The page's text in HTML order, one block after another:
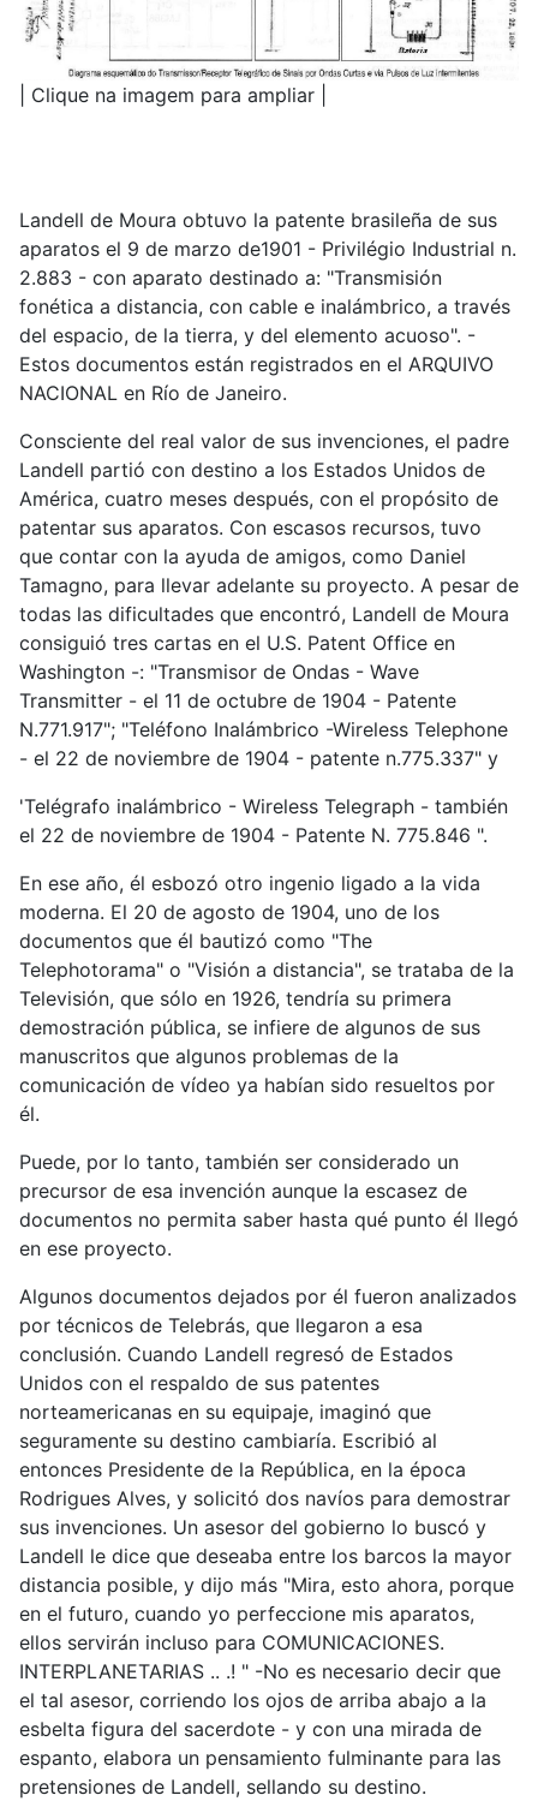
| Clique na imagem para ampliar |
Landell de Moura obtuvo la patente brasileña de sus
aparatos el 9 de marzo de1901 - Privilégio Industrial n.
2.883 - con aparato destinado a: "Transmisión
fonética a distancia, con cable e inalámbrico, a través
del espacio, de la tierra, y del elemento acuoso". -
Estos documentos están registrados en el ARQUIVO
NACIONAL en Río de Janeiro.
Consciente del real valor de sus invenciones, el padre
Landell partió con destino a los Estados Unidos de
América, cuatro meses después, con el propósito de
patentar sus aparatos. Con escasos recursos, tuvo
que contar con la ayuda de amigos, como Daniel
Tamagno, para llevar adelante su proyecto. A pesar de
todas las dificultades que encontró, Landell de Moura
consiguió tres cartas en el U.S. Patent Office en
Washington -: "Transmisor de Ondas - Wave
Transmitter - el 11 de octubre de 1904 - Patente
N.771.917"; "Teléfono Inalámbrico -Wireless Telephone
- el 22 de noviembre de 1904 - patente n.775.337" y
'Telégrafo inalámbrico - Wireless Telegraph - también
el 22 de noviembre de 1904 - Patente N. 775.846 ".
En ese año, él esbozó otro ingenio ligado a la vida
moderna. El 20 de agosto de 1904, uno de los
documentos que él bautizó como "The
Telephotorama" o "Visión a distancia", se trataba de la
Televisión, que sólo en 1926, tendría su primera
demostración pública, se infiere de algunos de sus
manuscritos que algunos problemas de la
comunicación de vídeo ya habían sido resueltos por
él.
Puede, por lo tanto, también ser considerado un
precursor de esa invención aunque la escasez de
documentos no permita saber hasta qué punto él llegó
en ese proyecto.
Algunos documentos dejados por él fueron analizados
por técnicos de Telebrás, que llegaron a esa
conclusión. Cuando Landell regresó de Estados
Unidos con el respaldo de sus patentes
norteamericanas en su equipaje, imaginó que
seguramente su destino cambiaría. Escribió al
entonces Presidente de la República, en la época
Rodrigues Alves, y solicitó dos navíos para demostrar
sus invenciones. Un asesor del gobierno lo buscó y
Landell le dice que deseaba entre los barcos la mayor
distancia posible, y dijo más "Mira, esto ahora, porque
en el futuro, cuando yo perfeccione mis aparatos,
ellos servirán incluso para COMUNICACIONES.
INTERPLANETARIAS .. .! " -No es necesario decir que
el tal asesor, corriendo los ojos de arriba abajo a la
esbelta figura del sacerdote - y con una mirada de
espanto, elabora un pensamiento fulminante para las
pretensiones de Landell, sellando su destino.